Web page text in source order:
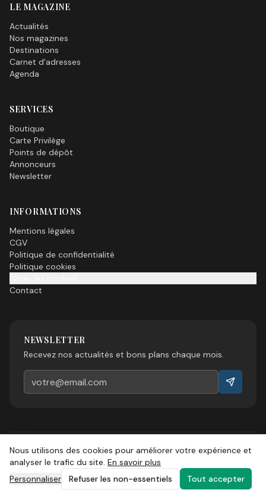
LE MAGAZINE
Actualités
Nos magazines
Destinations
Carnet d'adresses
Agenda
SERVICES
Boutique
Carte Privilège
Points de dépôt
Annonceurs
Newsletter
INFORMATIONS
Mentions légales
CGV
Politique de confidentialité
Politique cookies
Contact
NEWSLETTER
Recevez nos actualités et bons plans chaque mois.
©2026Esprit Sud Magazine. Tous droits réservés.
Nous utilisons des cookies pour améliorer votre expérience et
analyser le trafic du site. En savoir plus
Personnaliser
Refuser les non-essentiels Tout accepter